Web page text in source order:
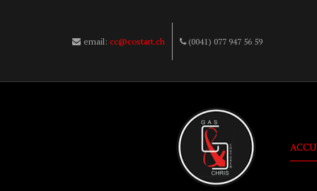
email: cc@costart.ch (0041) 077 947 56 59